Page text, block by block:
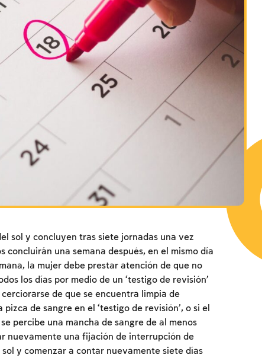
sol y concluyen tras siete jornadas una vez
concluirán una semana después, en el mismo día
la mujer debe prestar atención de que no
los días por medio de un ‘testigo de revisión’
de que se encuentra limpia de
de sangre en el ‘testigo de revisión’, o si el
percibe una mancha de sangre de al menos
nuevamente una fijación de interrupción de
y comenzar a contar nuevamente siete días